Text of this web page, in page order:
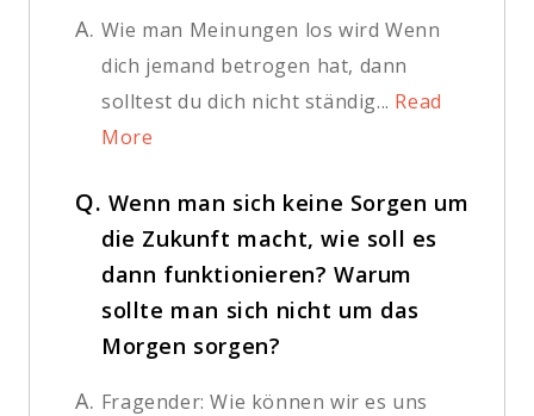
A. Wie man Meinungen los wird Wenn
dich jemand betrogen hat, dann
solltest du dich nicht ständig... Read
More
Q. Wenn man sich keine Sorgen um
die Zukunft macht, wie soll es
dann funktionieren? Warum
sollte man sich nicht um das
Morgen sorgen?
A. Fragender: Wie können wir es uns